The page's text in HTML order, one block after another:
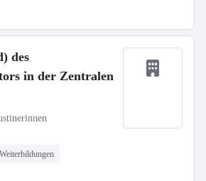
des
in der Zentralen
Weiterbildungen